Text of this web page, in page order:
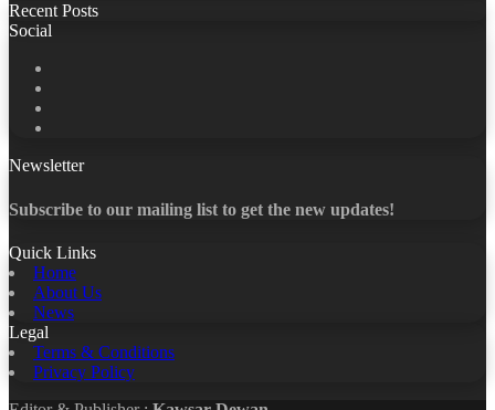
Recent Posts
Social
Newsletter
Subscribe to our mailing list to get the new updates!
Quick Links
Home
About Us
News
Legal
Terms & Conditions
Privacy Policy